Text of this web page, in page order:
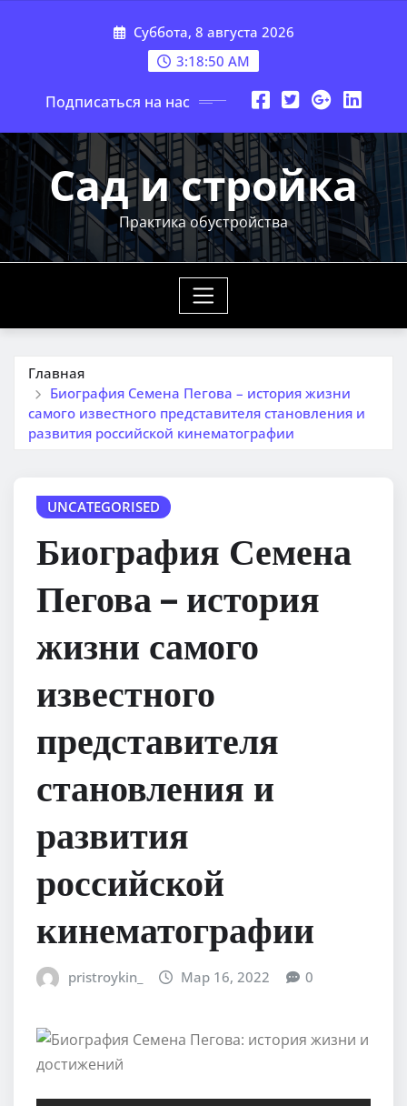
Суббота, 8 августа 2026
3:18:51 AM
Подписаться на нас
Сад и стройка
Практика обустройства
Главная
Биография Семена Пегова – история жизни
самого известного представителя становления и
развития российской кинематографии
UNCATEGORISED
Биография Семена
Пегова – история
жизни самого
известного
представителя
становления и
развития
российской
кинематографии
pristroykin_ Мар 16, 2022 0